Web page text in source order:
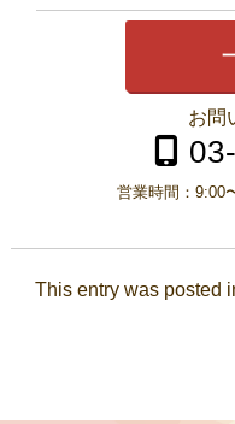
お問
営業時間： 9:00
This entry was posted